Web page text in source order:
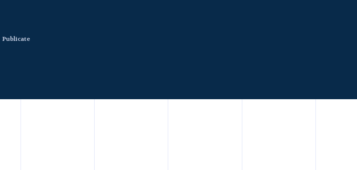
Publicate